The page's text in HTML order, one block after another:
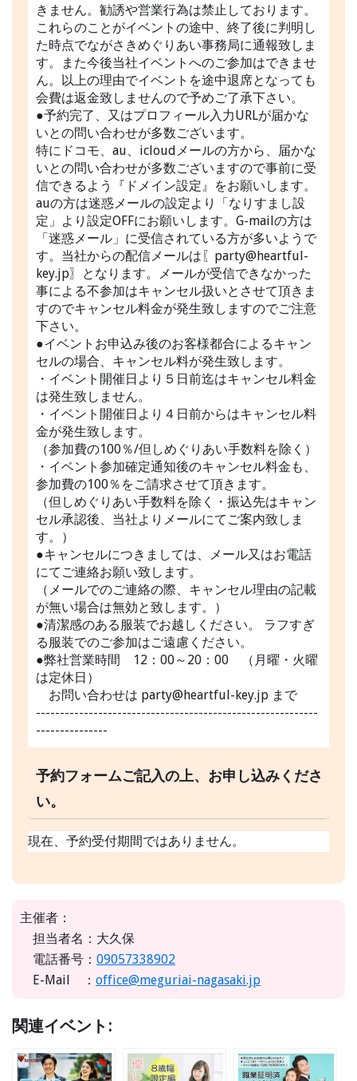
きません。勧誘や営業行為は禁止しております。
これらのことがイベントの途中、終了後に判明し
た時点でながさきめぐりあい事務局に通報致しま
す。また今後当社イベントへのご参加はできませ
ん。以上の理由でイベントを途中退席となっても
会費は返金致しませんので予めご了承下さい。
●予約完了、又はプロフィール入力URLが届かな
いとの問い合わせが多数ございます。
特にドコモ、au、icloudメールの方から、届かな
いとの問い合わせが多数ございますので事前に受
信できるよう『ドメイン設定』をお願いします。
auの方は迷惑メールの設定より「なりすまし設
定」より設定OFFにお願いします。G-mailの方は
「迷惑メール」に受信されている方が多いようで
す。当社からの配信メールは〖party@heartful-
key.jp〗となります。メールが受信できなかった
事による不参加はキャンセル扱いとさせて頂きま
すのでキャンセル料金が発生致しますのでご注意
下さい。
●イベントお申込み後のお客様都合によるキャン
セルの場合、キャンセル料が発生致します。
・イベント開催日より５日前迄はキャンセル料金
は発生致しません。
・イベント開催日より４日前からはキャンセル料
金が発生致します。
（参加費の100％/但しめぐりあい手数料を除く）
・イベント参加確定通知後のキャンセル料金も、
参加費の100％をご請求させて頂きます。
（但しめぐりあい手数料を除く・振込先はキャン
セル承認後、当社よりメールにてご案内致しま
す。）
●キャンセルにつきましては、メール又はお電話
にてご連絡お願い致します。
（メールでのご連絡の際、キャンセル理由の記載
が無い場合は無効と致します。）
●清潔感のある服装でお越しください。 ラフすぎ
る服装でのご参加はご遠慮ください。
●弊社営業時間 12：00～20：00 （月曜・火曜
は定休日）
お問い合わせは party@heartful-key.jp まで
-----------------------------------------------------------
---------------
予約フォームご記入の上、お申し込みくださ
い。
現在、予約受付期間ではありません。
主催者：
担当者名：大久保
電話番号： 09057338902
E-Mail ： office@meguriai-nagasaki.jp
関連イベント: